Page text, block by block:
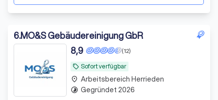
6.MO&S Gebäudereinigung GbR
local_offer Sofort verfügbar
(12)
8,9
place Arbeitsbereich Herrieden
timelapse Gegründet 2026